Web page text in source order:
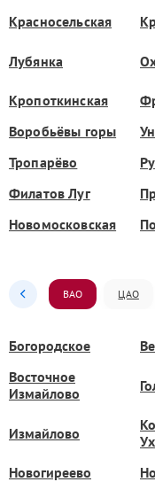
Красносельская
Лубянка
Кропоткинская
Воробьёвы горы
Тропарёво
Филатов Луг
Новомосковская
ВАО ЦАО
Богородское
Восточное
Измайлово
Измайлово
Новогиреево